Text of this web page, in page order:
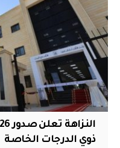
ذوي الدرجات الخاصة